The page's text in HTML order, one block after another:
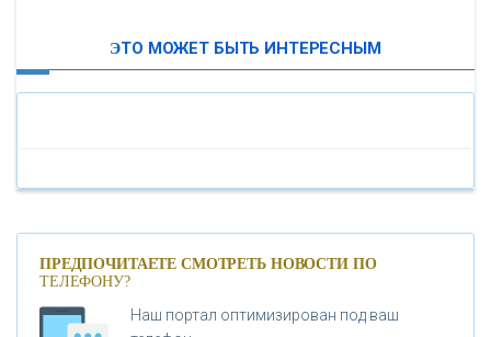
«БАНК САНКТ-ПЕТЕРБУРГ»
«ПРОМСВЯЗЬБАНК»
«НОВИКОМБАНК»
ЭТО МОЖЕТ БЫТЬ ИНТЕРЕСНЫМ
ПРЕДПОЧИТАЕТЕ СМОТРЕТЬ НОВОСТИ ПО
ТЕЛЕФОНУ?
Наш портал оптимизирован под ваш